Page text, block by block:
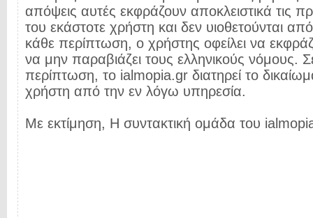
απόψεις αυτές εκφράζουν αποκλειστικά τις
του εκάστοτε χρήστη και δεν υιοθετούνται
κάθε περίπτωση, ο χρήστης οφείλει να
να μην παραβιάζει τους ελληνικούς νόμους.
περίπτωση, το ialmopia.gr διατηρεί το
χρήστη από την εν λόγω υπηρεσία.
Με εκτίμηση, Η συντακτική ομάδα του